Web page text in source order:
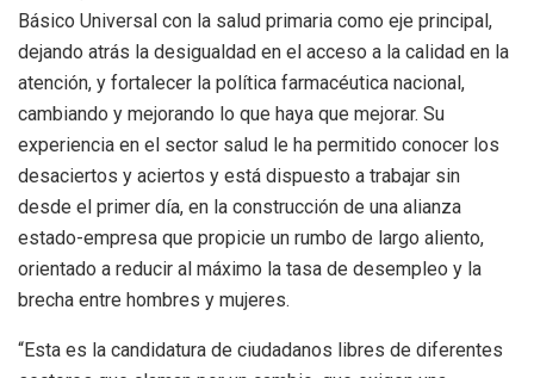
Básico Universal con la salud primaria como eje principal,
dejando atrás la desigualdad en el acceso a la calidad en la
atención, y fortalecer la política farmacéutica nacional,
cambiando y mejorando lo que haya que mejorar. Su
experiencia en el sector salud le ha permitido conocer los
desaciertos y aciertos y está dispuesto a trabajar sin
desde el primer día, en la construcción de una alianza
estado-empresa que propicie un rumbo de largo aliento,
orientado a reducir al máximo la tasa de desempleo y la
brecha entre hombres y mujeres.
“Esta es la candidatura de ciudadanos libres de diferentes